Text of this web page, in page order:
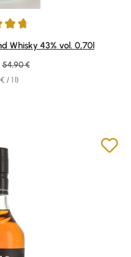
Whisky 43% vol. 0,70l
/ 1 l)
Sale price:
Regular price:
54,90 €